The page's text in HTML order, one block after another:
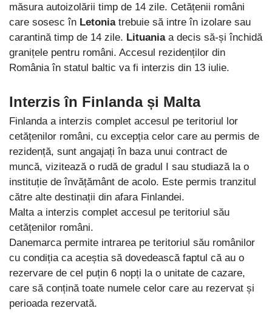
măsura autoizolării timp de 14 zile. Cetățenii români
care sosesc în Letoniatrebuie să intre în izolare sau
carantină timp de 14 zile. Lituaniaa decis să-și închidă
granițele pentru români. Accesul rezidenților din
România în statul baltic va fi interzis din 13 iulie.
Interzis în Finlanda și Malta
Finlanda a interzis complet accesul pe teritoriul lor
cetățenilor români, cu excepția celor care au permis de
rezidență, sunt angajați în baza unui contract de
muncă, vizitează o rudă de gradul I sau studiază la o
instituție de învățământ de acolo. Este permis tranzitul
către alte destinații din afara Finlandei.
Malta a interzis complet accesul pe teritoriul său
cetățenilor români.
Danemarca permite intrarea pe teritoriul său românilor
cu condiția ca aceștia să dovedească faptul că au o
rezervare de cel puțin 6 nopți la o unitate de cazare,
care să conțină toate numele celor care au rezervat și
perioada rezervată.